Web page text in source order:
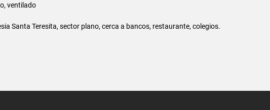
ventilado
Santa Teresita, sector plano, cerca a bancos, restaurante, colegios.